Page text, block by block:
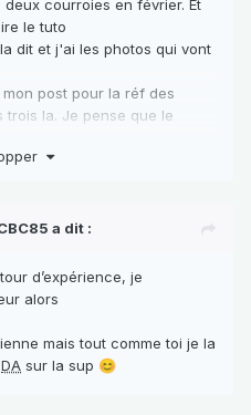
courroies en février. Et
le tuto
dit et j'ai les photos qui vont
post pour la réf des
la. Je pense que le
prise quand meme...il reste
assistée qui bascule
long à faire car c'est
de moi
a dit :
d’expérience, je
alors
mais tout comme toi je la
DA sur la sup 😊